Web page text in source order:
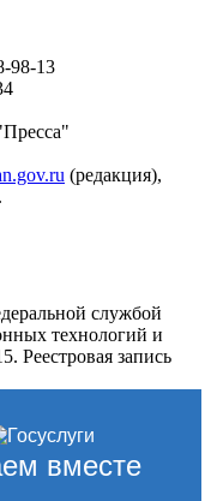
98-13
(редакция),
службой
технологий и
Реестровая запись
вместе